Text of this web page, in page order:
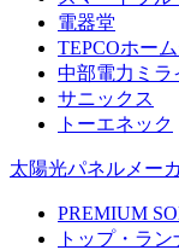
電器堂
TEPCOホー
中部電力ミラ
サニックス
トーエネック
太陽光パネルメー
PREMIUM
トップ・ラン